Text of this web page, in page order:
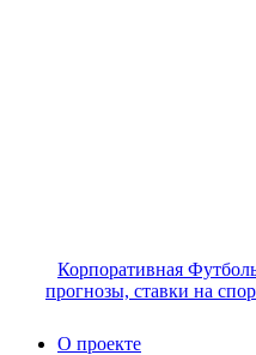
Корпоративная
прогнозы, ставки на
О проекте